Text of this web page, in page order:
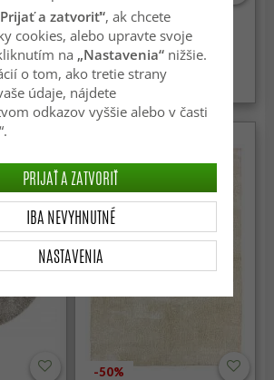
-
Shaggy
Koberce s dlhým vlasom -
Palmyra (béžová/biela)
179 €
-50%
a zatvoriť“, ak chcete
cookies, alebo upravte svoje
na „Nastavenia“nižšie.
o tom, ako tretie strany
údaje, nájdete
odkazov vyššie alebo v časti
NASTAVENIA
IBA NEVYHNUTNÉ
PRIJAŤ A ZATVORIŤ